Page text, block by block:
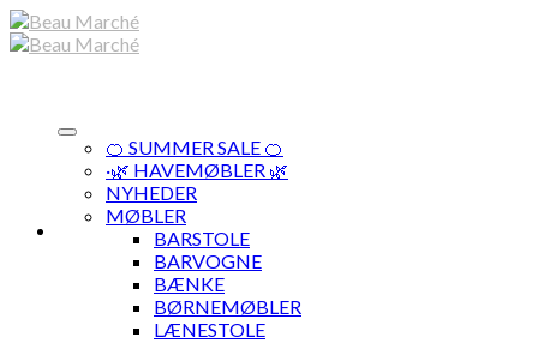
Skip
to
🍊 SUMMER SALE 🍊
·🌿 HAVEMØBLER 🌿
NYHEDER
MØBLER
BARSTOLE
BARVOGNE
BÆNKE
BØRNEMØBLER
LÆNESTOLE